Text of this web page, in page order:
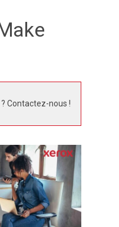
Contactez-nous !